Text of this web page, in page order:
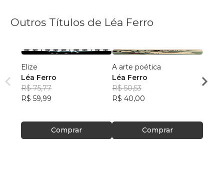
Outros Títulos de Léa Ferro
Elize
Léa Ferro
R$ 75,77
R$ 59,99
Comprar
A arte poética
Léa Ferro
R$ 50,53
R$ 40,00
Comprar
Léa
R$